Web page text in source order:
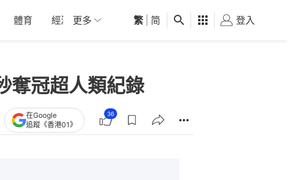
體育 經濟 01深圳 觀點 健康 好食玩飛
更多 繁 简 登入
冠超人類紀錄
在Google
追蹤《香港01》
36